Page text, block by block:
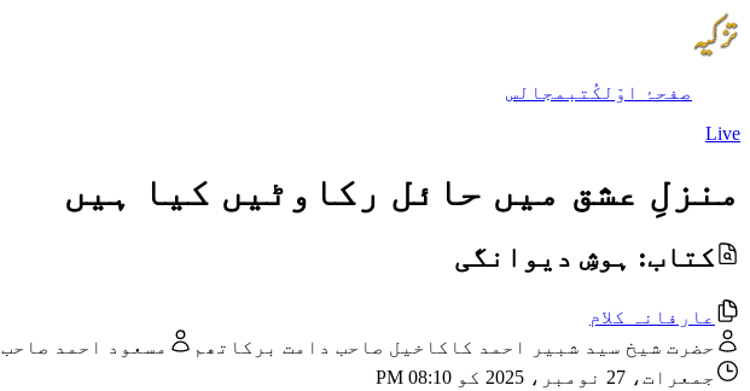
صفحۂ اوّل کُتب مجالس
Live
منزلِ عشق میں حائل رکاوٹیں کیا ہیں
کتاب: ہوشِ دیوانگی
عارفانہ کلام
حضرت شیخ سید شبیر احمد کاکاخیل صاحب دامت برکاتھم
مسعود احمد صاحب
جمعرات، 27 نومبر، 2025 کو 08:10 PM